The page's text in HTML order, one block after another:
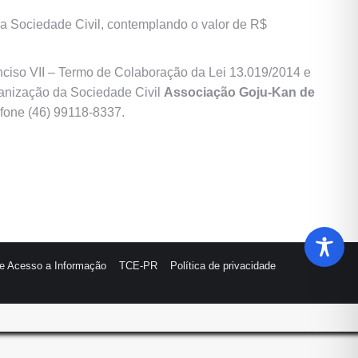
Sociedade Civil, contemplando o valor de R$
VII – Termo de Colaboração da Lei 13.019/2014 e
da Sociedade Civil Associação Goju-Kan de
(46) 99118-8337.
Acesso a Informação TCE-PR
Política de privacidade